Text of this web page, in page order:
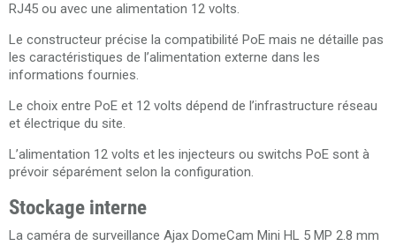
RJ45 ou avec une alimentation 12 volts.
Le constructeur précise la compatibilité PoE mais ne détaille pas
les caractéristiques de l’alimentation externe dans les
informations fournies.
Le choix entre PoE et 12 volts dépend de l’infrastructure réseau
et électrique du site.
L’alimentation 12 volts et les injecteurs ou switchs PoE sont à
prévoir séparément selon la configuration.
Stockage interne
La caméra de surveillance Ajax DomeCam Mini HL 5 MP 2.8 mm